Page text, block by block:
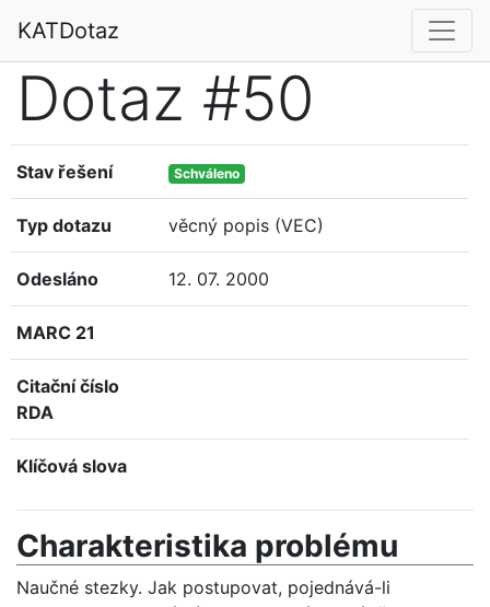
KATDotaz
Dotaz #50
Stav řešení Schváleno
Typ dotazu věcný popis (VEC)
Odesláno 12. 07. 2000
MARC 21
Citační číslo
RDA
Klíčová slova
Charakteristika problému
Naučné stezky. Jak postupovat, pojednává-li